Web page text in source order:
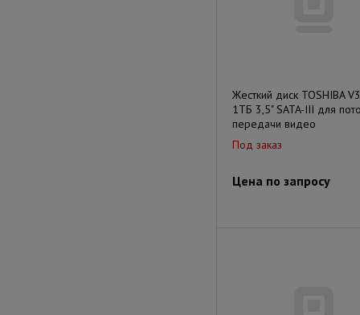
Жесткий диск TOSHIBA
1ТБ 3,5" SATA-III для
передачи видео
Под заказ
Цена по запросу